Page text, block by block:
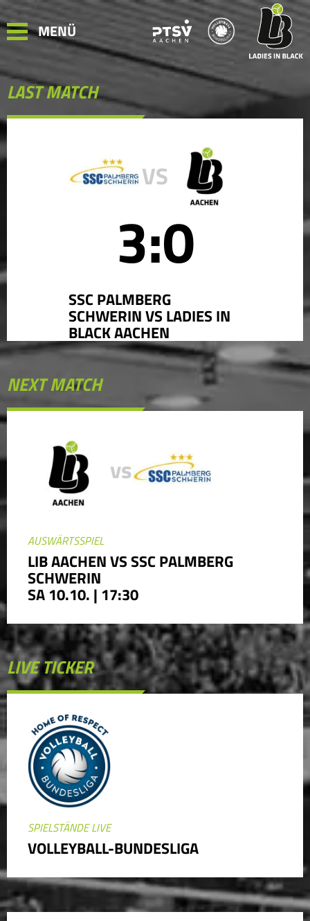
MENÜ
LAST MATCH
VS
3:0
SSC PALMBERG
SCHWERIN VS LADIES IN
BLACK AACHEN
NEXT MATCH
vs
AUSWÄRTSSPIEL
LIB AACHEN VS SSC PALMBERG
SCHWERIN
SA 10.10. | 17:30
LIVE TICKER
SPIELSTÄNDE LIVE
VOLLEYBALL-BUNDESLIGA